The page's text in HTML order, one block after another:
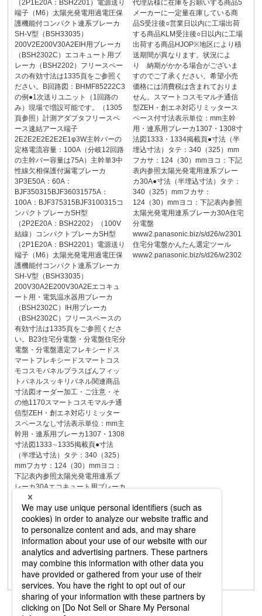
（2P1E20A：BSH2201）電源送り
端子（M6）太陽光発電用過電圧保
護機能付コンパクト連系ブレーカ
SH-V型（BSH33035）
200V2E200V30A2EIH用ブレーカ
（BSH2302C）エコキュート用ブ
レーカ（BSH2202）フリースペー
スの有効寸法は1335頁をご参照く
ださい。B回路図：BHMF85222C3
の例●1次送りユニット（1回路の
み）現場で増設可能です。（1305
頁参照）計測アダプタフリースペ
ース速結アース端子
2E2E2E2E2E2E1φ3W主幹バーの
定格電流容量：100A（分岐12回路
の主幹バー容量は75A）主幹単3中
性線欠相保護付漏電ブレーカ
3P3E50A：60A：
BJF350315BJF36031575A：
100A：BJF375315BJF3100315コ
ンパクトブレーカSH型
（2P2E20A：BSH2202）（100V
結線）コンパクトブレーカSH型
（2P1E20A：BSH2201）電源送り
端子（M6）太陽光発電用過電圧保
護機能付コンパクト連系ブレーカ
SH-V型（BSH33035）
200V30A2E200V30A2Eエコキュ
ート用・電気温水器用ブレーカ
（BSH2302C）IH用ブレーカ
（BSH2302C）フリースペースの
有効寸法は1335頁をご参照くださ
い。B23住宅分電盤・分電盤住宅分
電盤・分電盤選定フレキシードス
マートフレキシードスマートコス
モコスモパネルプラスばんフィッ
トパネルスッキリパネル関連商品
寸法図オーダー加工・ご注意・そ
の他1170スマートコスモマルチ通
信型ZEH・創エネ対応リミッター
スペースなし寸法表示単位：mm主
幹用・連系用ブレーカ1307・1308
寸法図1333∼1335掲載頁●寸法
（半埋込寸法）タテ：340（325）
mmフカサ：124（30）mmヨコ：
下記表内参照太陽光発電用連系ブ
レーカ30Aエコキュート用ブレーカ
分岐タイプ20AIHクッキングヒータ
ー用ブレーカ30Aフリースペース付
●寸法（半埋込寸法）タテ：
340（325）mmフカサ：
124（30）mmヨコ：下記表内参照
太陽光発電用連系ブレーカ30Aエコ
キュート用・電気温水器用分岐タ
イプ30AIHクッキングヒーター用ブ
レーカ30Aフリースペース付
代理店様に在庫をお願いする商品5
メーカーに一定量在庫している商
品S受注後○営業日以内に工場出荷
する商品KLM受注後○日以内に工場
出荷する商品HJOP※地区により積
送期間が異なります。状況によ
り 納期がかかる場合がございま
すのでご了承ください。希望小売
価格には消費税は含まれておりま
せん。スマートコスモマルチ通信
型ZEH・創エネ対応リミッタース
ペース付寸法表示単位：mm主幹
用・連系用ブレーカ1307・1308寸
法図1333・1334掲載頁●寸法（半
埋込寸法）タテ：340（325）mm
フカサ：124（30）mmヨコ：下記
表内参照太陽光発電用連系ブレー
カ30A●寸法（半埋込寸法）タテ：
340（325）mmフカサ：
124（30）mmヨコ：下記表内参照
太陽光発電用連系ブレーカ30A住宅
分電盤
www2.panasonic.biz/s/d26/w2301
住宅分電盤かんたん選定ツール
www2.panasonic.biz/s/d26/w2302